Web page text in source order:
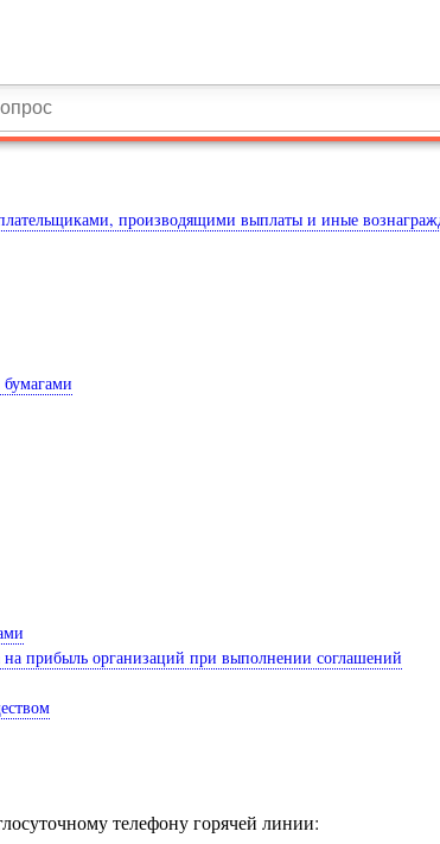
производящими выплаты и иные
на прибыль организаций при выполнении соглашений
телефону горячей линии: